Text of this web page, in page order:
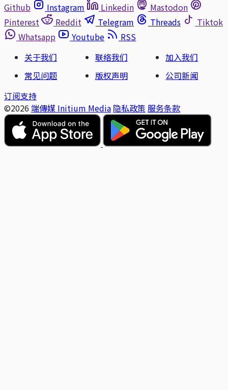
Github
Instagram Linkedin
Mastodon
Pinterest
Reddit Telegram Threads
Tiktok
Whatsapp
Youtube
RSS
关于我们
联络我们
加入我们
常见问题
版权声明
公司新闻
订阅支持
©2026 端傳媒 Initium Media 隐私政策 服务条款